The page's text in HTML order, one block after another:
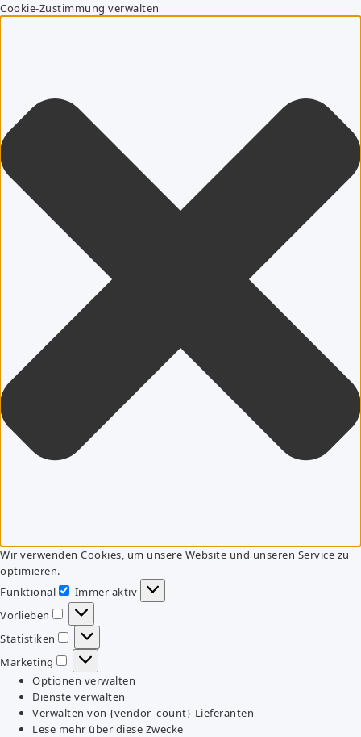
Cookie-Zustimmung verwalten
Wir verwenden Cookies, um unsere Website und unseren Service zu
optimieren.
Funktional
Funktional
Immer aktiv
Vorlieben
Vorlieben
Statistiken
Statistiken
Marketing
Marketing
Optionen verwalten
Dienste verwalten
Verwalten von {vendor_count}-Lieferanten
Lese mehr über diese Zwecke